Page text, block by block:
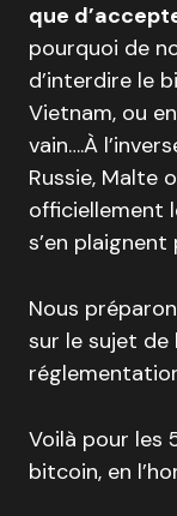
que
pourquoi de
d’interdire le
Vietnam, ou
vain….À
Russie, Malte
officiellement
s’en plaignent
Nous
sur le sujet de
Voilà pour les
bitcoin, en